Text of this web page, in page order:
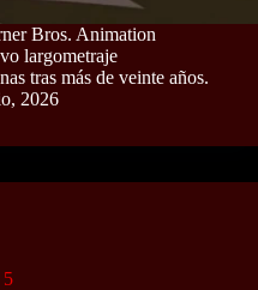
Bros. Animation
largometraje
tras más de veinte años.
2026
5